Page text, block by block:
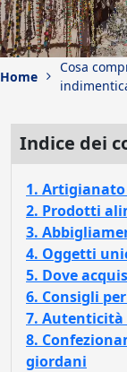
Home
Cosa
Indice dei
1.
2. Prodotti
3.
4. Oggetti
5. Dove
6. Consigli
7. Autenticità
8.
giordani